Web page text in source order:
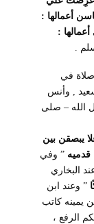
أعمالها :
:
.
في
, وأنس
الله – صلى
يبصقن بين
” وفي
البخاري
” وعند ابن
عن يمينه كاتب
الرفع ،